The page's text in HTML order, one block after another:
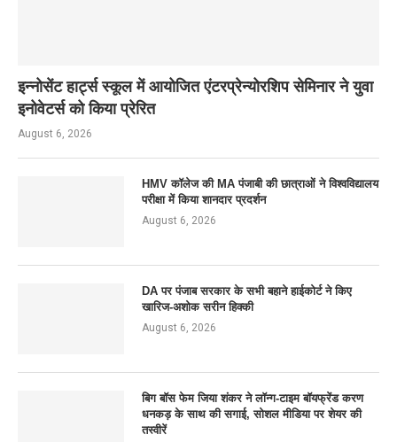
इन्नोसेंट हार्ट्स स्कूल में आयोजित एंटरप्रेन्योरशिप सेमिनार ने युवा
इनोवेटर्स को किया प्रेरित
August 6, 2026
HMV कॉलेज की MA पंजाबी की छात्राओं ने विश्वविद्यालय
परीक्षा में किया शानदार प्रदर्शन
August 6, 2026
DA पर पंजाब सरकार के सभी बहाने हाईकोर्ट ने किए
खारिज-अशोक सरीन हिक्की
August 6, 2026
बिग बॉस फेम जिया शंकर ने लॉन्ग-टाइम बॉयफ्रेंड करण
धनकड़ के साथ की सगाई, सोशल मीडिया पर शेयर की
तस्वीरें